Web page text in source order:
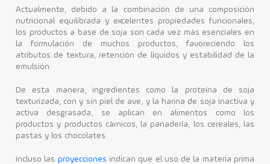
Actualmente, debido a la combinación de una composición
nutricional equilibrada y excelentes propiedades funcionales,
los productos a base de soja son cada vez más esenciales en
la formulación de muchos productos, favoreciendo los
atributos de textura, retención de líquidos y estabilidad de la
emulsión.
De esta manera, ingredientes como la proteína de soja
texturizada, con y sin piel de ave, y la harina de soja inactiva y
activa desgrasada, se aplican en alimentos como los
productos y productos cárnicos, la panadería, los cereales, las
pastas y los chocolates.
Incluso las proyecciones indican que el uso de la materia prima